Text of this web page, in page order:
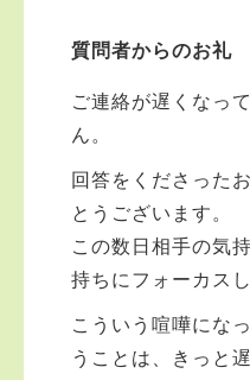
質問者からのお礼
ご連絡が遅くなっ
ん。
回答をくださった
とうございます。
この数日相手の気
持ちにフォーカス
こういう喧嘩にな
うことは、きっと